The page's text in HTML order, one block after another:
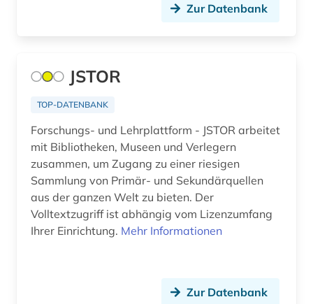
akademie der wissenschaften (1)
akademieschrift (1)
akademiker (1)
Zur Datenbank
JSTOR
TOP-DATENBANK
Forschungs- und Lehrplattform - JSTOR arbeitet
mit Bibliotheken, Museen und Verlegern
zusammen, um Zugang zu einer riesigen
Sammlung von Primär- und Sekundärquellen
aus der ganzen Welt zu bieten. Der
Volltextzugriff ist abhängig vom Lizenzumfang
Ihrer Einrichtung. Mehr Informationen
Zur Datenbank